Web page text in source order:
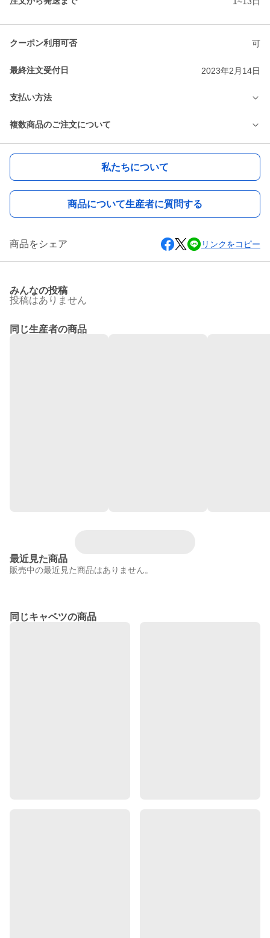
クーポン利用可否 可
最終注文受付日 2023年2月14日
支払い方法
複数商品のご注文について
私たちについて
商品について生産者に質問する
商品をシェア リンクをコピー
みんなの投稿
投稿はありません
同じ生産者の商品
最近見た商品
販売中の最近見た商品はありません。
同じキャベツの商品